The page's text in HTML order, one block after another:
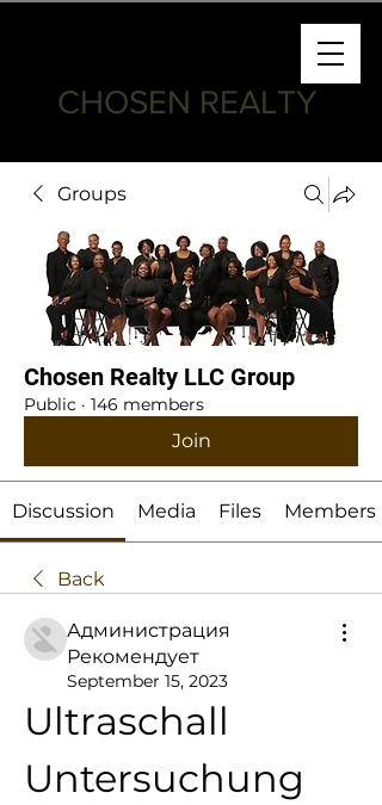
CHOSEN REALTY
Groups
Chosen Realty LLC Group
Public · 146 members
Join
Discussion Media Files Members
Back
Администрация
Рекомендует
September 15, 2023
Ultraschall
Untersuchung